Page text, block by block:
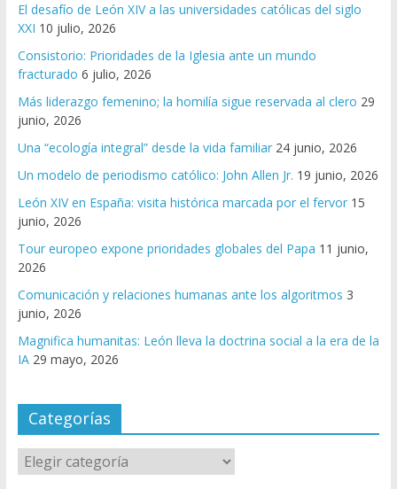
El desafío de León XIV a las universidades católicas del siglo
XXI 10 julio, 2026
Consistorio: Prioridades de la Iglesia ante un mundo
fracturado 6 julio, 2026
Más liderazgo femenino; la homilía sigue reservada al clero 29
junio, 2026
Una “ecología integral” desde la vida familiar 24 junio, 2026
Un modelo de periodismo católico: John Allen Jr. 19 junio, 2026
León XIV en España: visita histórica marcada por el fervor 15
junio, 2026
Tour europeo expone prioridades globales del Papa 11 junio,
2026
Comunicación y relaciones humanas ante los algoritmos 3
junio, 2026
Magnifica humanitas: León lleva la doctrina social a la era de la
IA 29 mayo, 2026
Categorías